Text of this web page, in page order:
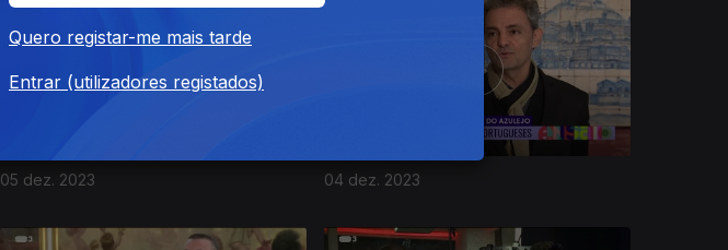
05 dez. 2023 04 dez. 2023
Quero registar-me mais tarde
Entrar (utilizadores registados)